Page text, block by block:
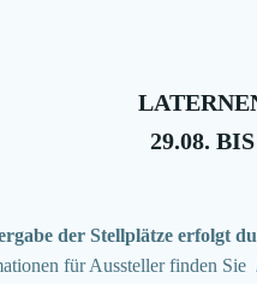
29.08.
der Stellplätze erfolgt
für Aussteller finden Sie